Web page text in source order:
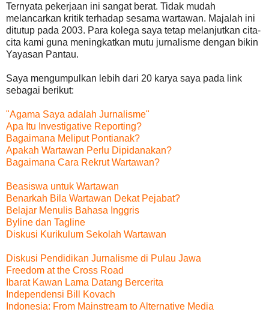
Ternyata pekerjaan ini sangat berat. Tidak mudah
melancarkan kritik terhadap sesama wartawan. Majalah ini
ditutup pada 2003. Para kolega saya tetap melanjutkan cita-
cita kami guna meningkatkan mutu jurnalisme dengan bikin
Yayasan Pantau.
Saya mengumpulkan lebih dari 20 karya saya pada link
sebagai berikut:
"Agama Saya adalah Jurnalisme"
Apa Itu Investigative Reporting?
Bagaimana Meliput Pontianak?
Apakah Wartawan Perlu Dipidanakan?
Bagaimana Cara Rekrut Wartawan?
Beasiswa untuk Wartawan
Benarkah Bila Wartawan Dekat Pejabat?
Belajar Menulis Bahasa Inggris
Byline dan Tagline
Diskusi Kurikulum Sekolah Wartawan
Diskusi Pendidikan Jurnalisme di Pulau Jawa
Freedom at the Cross Road
Ibarat Kawan Lama Datang Bercerita
Independensi Bill Kovach
Indonesia: From Mainstream to Alternative Media